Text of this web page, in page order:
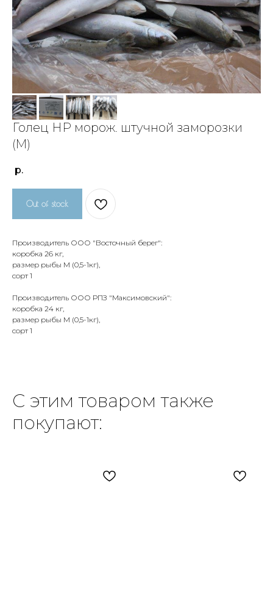
Голец НР морож. штучной заморозки
(M)
р.
Out of stock
Производитель ООО "Восточный берег":
коробка 26 кг,
размер рыбы М (0,5-1кг),
сорт 1
Производитель ООО РПЗ "Максимовский":
коробка 24 кг,
размер рыбы М (0,5-1кг),
сорт 1
С этим товаром также
покупают: